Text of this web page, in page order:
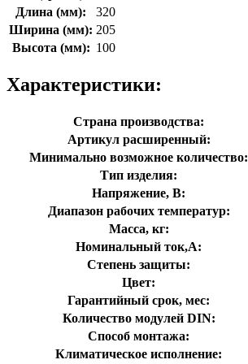
Длина (мм):
320
Ширина (мм): 205
Высота (мм): 100
Характеристики:
Страна производства:
Артикул расширенный:
Минимально возможное количество:
Тип изделия:
Напряжение, В:
Диапазон рабочих температур:
Масса, кг:
Номинальный ток,А:
Степень защиты:
Цвет:
Гарантийный срок, мес:
Количество модулей DIN:
Способ монтажа:
Климатическое исполнение: